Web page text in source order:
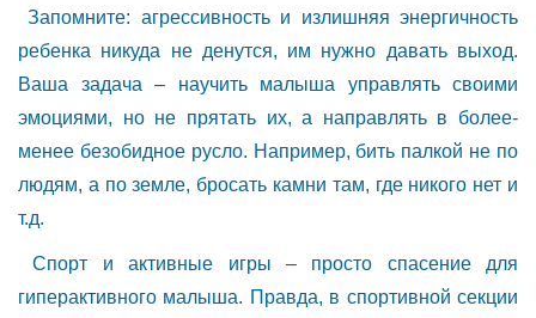
Запомните: агрессивность и излишняя энергичность
ребенка никуда не денутся, им нужно давать выход.
Ваша задача – научить малыша управлять своими
эмоциями, но не прятать их, а направлять в более-
менее безобидное русло. Например, бить палкой не по
людям, а по земле, бросать камни там, где никого нет и
т.д.
Спорт и активные игры – просто спасение для
гиперактивного малыша. Правда, в спортивной секции